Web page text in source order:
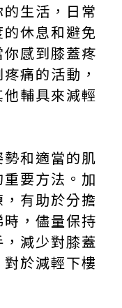
生活，日常
休息和避免
感到膝蓋疼
痛的活動，
輔具來減輕
和適當的肌
要方法。加
有助於分擔
，儘量保持
減少對膝蓋
於減輕下樓